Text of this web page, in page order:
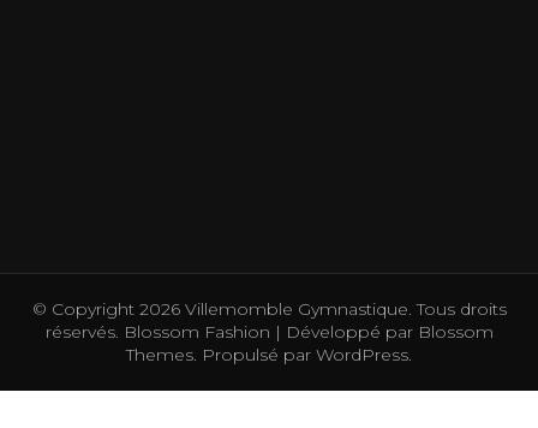
© Copyright 2026 Villemomble Gymnastique . Tous droits
réservés. Blossom Fashion | Développé parBlossom
Themes . Propulsé par WordPress